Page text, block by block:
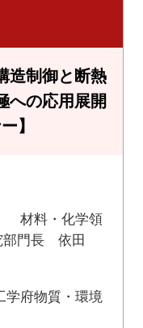
造制御と断熱
への応用展開
】
材料・化学領
部門長 依田
府物質・環境